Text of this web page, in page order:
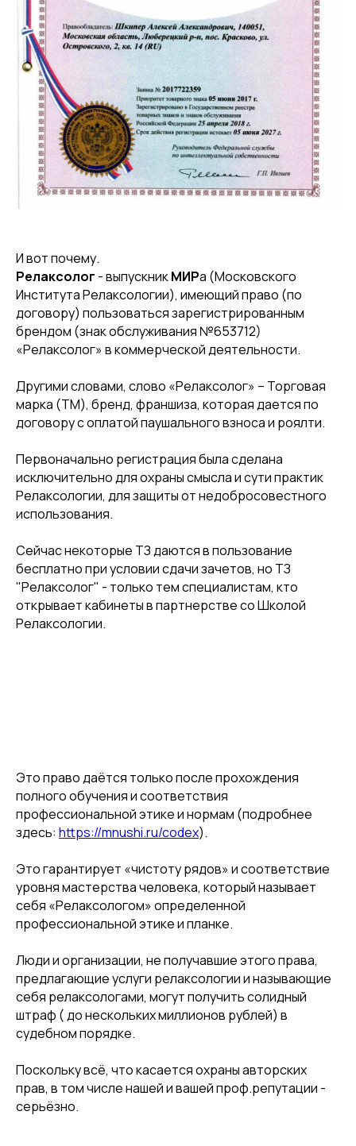
И вот почему.
Релаксолог - выпускникМИРа (Московского
Института Релаксологии), имеющий право (по
договору) пользоваться зарегистрированным
брендом (знак обслуживания №653712)
«Релаксолог» в коммерческой деятельности.
Другими словами, слово «Релаксолог» – Торговая
марка (ТМ), бренд, франшиза, которая дается по
договору с оплатой паушального взноса и роялти.
Первоначально регистрация была сделана
исключительно для охраны смысла и сути практик
Релаксологии, для защиты от недобросовестного
использования.
Сейчас некоторые ТЗ даются в пользование
бесплатно при условии сдачи зачетов, но ТЗ
"Релаксолог" - только тем специалистам, кто
открывает кабинеты в партнерстве со Школой
Релаксологии.
Это право даётся только после прохождения
полного обучения и соответствия
профессиональной этике и нормам (подробнее
здесь: https://mnushi.ru/codex).
Это гарантирует «чистоту рядов» и соответствие
уровня мастерства человека, который называет
себя «Релаксологом» определенной
профессиональной этике и планке.
Люди и организации, не получавшие этого права,
предлагающие услуги релаксологии и называющие
себя релаксологами, могут получить солидный
штраф ( до нескольких миллионов рублей) в
судебном порядке.
Поскольку всё, что касается охраны авторских
прав, в том числе нашей и вашей проф.репутации -
серьёзно.